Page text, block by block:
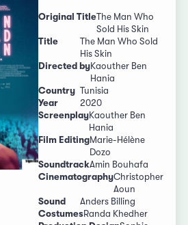
Original TitleThe Man Who
Sold His Skin
Title
The Man Who Sold
His Skin
Directed byKaouther Ben
Hania
Country Tunisia
Year
2020
ScreenplayKaouther Ben
Hania
Film EditingMarie-Hélène
Dozo
SoundtrackAmin Bouhafa
CinematographyChristopher
Aoun
Sound
Anders Billing
CostumesRanda Khedher